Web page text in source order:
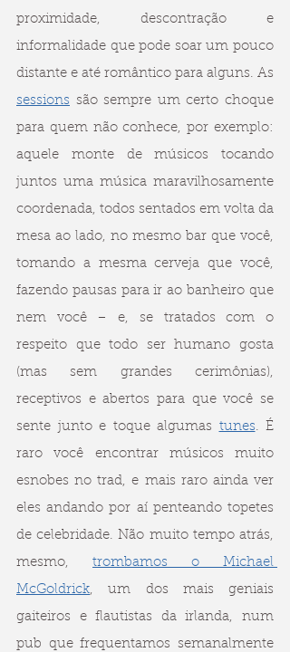
proximidade, descontração e
informalidade que pode soar um pouco
sessions são sempre um certo choque
para quem não conhece, por exemplo:
aquele monte de músicos tocando
juntos uma música maravilhosamente
coordenada, todos sentados em volta da
mesa ao lado, no mesmo bar que você,
tomando a mesma cerveja que você,
fazendo pausas para ir ao banheiro que
nem você – e, se tratados com o
respeito que todo ser humano gosta
(mas sem grandes cerimônias),
receptivos e abertos para que você se
sente junto e toque algumas tunes. É
raro você encontrar músicos muito
esnobes no trad, e mais raro ainda ver
eles andando por aí penteando topetes
de celebridade. Não muito tempo atrás,
mesmo, trombamos o Michael
McGoldrick, um dos mais geniais
gaiteiros e flautistas da irlanda, num
pub que frequentamos semanalmente